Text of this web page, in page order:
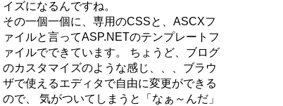
イズになるんですね。
その一個一個に、専用のCSSと、ASCXフ
ァイルと言ってASP.NETのテンプレートフ
ァイルでできています。 ちょうど、ブログ
のカスタマイズのような感じ、、、ブラウ
ザで使えるエディタで自由に変更ができる
ので、 気がついてしまうと「なぁ～んだ」